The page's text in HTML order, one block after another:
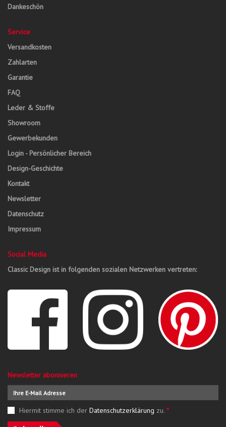
Dankeschön
Service
Versandkosten
Zahlarten
Garantie
FAQ
Leder & Stoffe
Showroom
Gewerbekunden
Login - Persönlicher Bereich
Design-Geschichte
Kontakt
Newsletter
Datenschutz
Impressum
Social Media
Classic Design ist in folgenden sozialen Netzwerken vertreten:
Newsletter abonnieren
Hiermit stimme ich der Datenschutzerklärung zu. *